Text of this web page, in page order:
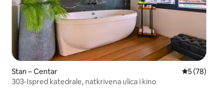
Stan – Centar Prosječna
5 (78)
303-Ispred katedrale, natkrivena ulica i kino